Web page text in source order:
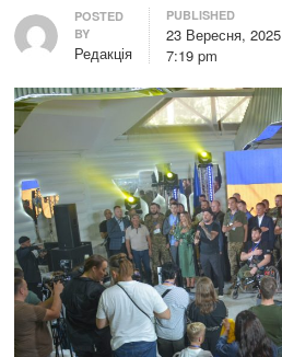
Author
POSTED
BY
Редакція
PUBLISHED
23 Вересня, 2025
7:19 pm